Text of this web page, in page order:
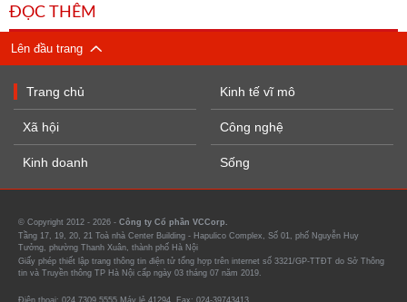
ĐỌC THÊM
Lên đầu trang
Trang chủ
Xã hội
Kinh doanh
Kinh tế vĩ mô
Công nghệ
Sống
© Copyright 2012 - 2026 - Công ty Cổ phần VCCorp.
Tầng 17, 19, 20, 21 Toà nhà Center Building - Hapulico Complex, Số 01, phố Nguyễn Huy
Tưởng, phường Thanh Xuân, thành phố Hà Nội
Giấy phép thiết lập trang thông tin điện tử tổng hợp trên internet số 3321/GP-TTĐT do Sở Thông
tin và Truyền thông TP Hà Nội cấp ngày 03 tháng 07 năm 2019.